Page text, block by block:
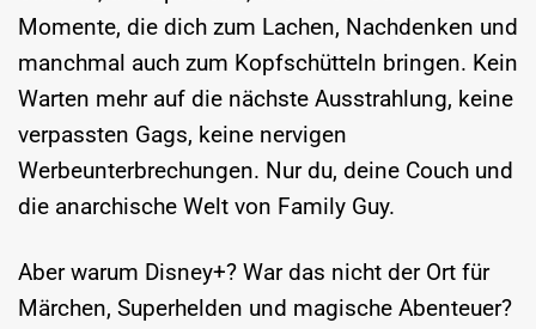
Momente, die dich zum Lachen, Nachdenken und
manchmal auch zum Kopfschütteln bringen. Kein
Warten mehr auf die nächste Ausstrahlung, keine
verpassten Gags, keine nervigen
Werbeunterbrechungen. Nur du, deine Couch und
die anarchische Welt von Family Guy.
Aber warum Disney+? War das nicht der Ort für
Märchen, Superhelden und magische Abenteuer?